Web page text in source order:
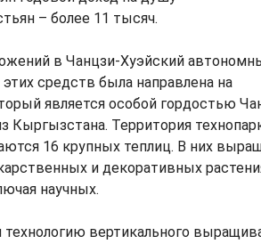
– более 11 тысяч.
в Чанцзи-Хуэйский
средств была направлена на
является особой гордостью
Кыргызстана. Территория
16 крупных теплиц. В них
и декоративных
научных.
вертикального